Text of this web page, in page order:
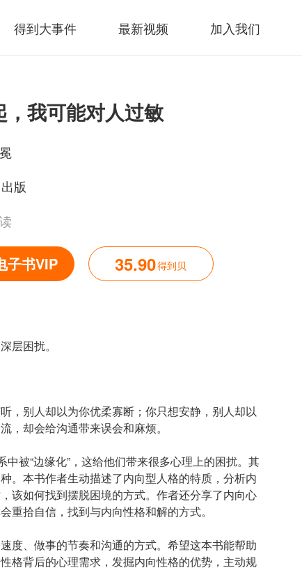
得到大事件 最新视频 加入我们
，我可能对人过敏
版
子书VIP 35.90得到贝
层困扰。
，别人却以为你优柔寡断；你只想安静，别人却以
，却会给沟通带来误会和麻烦。
中被“边缘化”，这给他们带来很多心理上的困扰。其
。本书作者生动描述了内向型人格的特质，分析内
该如何找到摆脱困境的方式。作者还分享了内向心
重拾自信，找到与内向性格和解的方式。
度、做事的节奏和沟通的方式。希望这本书能帮助
格背后的心理需求，发掘内向性格的优势，主动规